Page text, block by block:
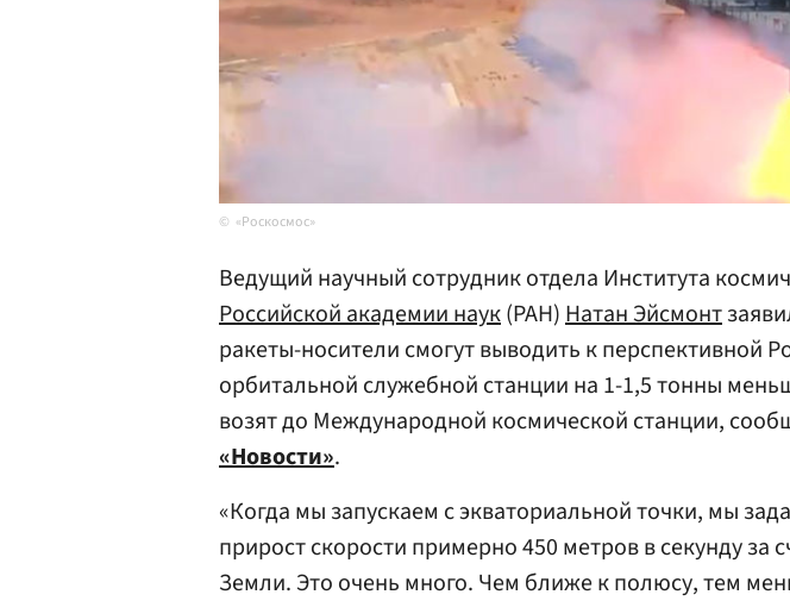
«Роскосмос»
Ведущий научный сотрудник отдела Института
Российской академии наук(РАН)Натан Эйсмонт
ракеты-носители смогут выводить к перспективной
орбитальной служебной станции на 1-1,5 тонны
возят до Международной космической станции,
«Новости».
«Когда мы запускаем с экваториальной точки, мы
прирост скорости примерно 450 метров в секунду за
Земли. Это очень много. Чем ближе к полюсу, тем